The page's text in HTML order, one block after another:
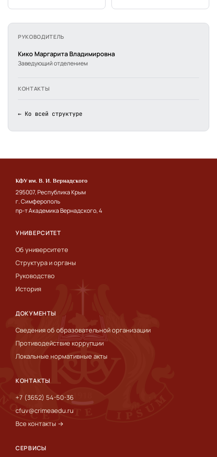
РУКОВОДИТЕЛЬ
Кико Маргарита Владимировна
Заведующий отделением
КОНТАКТЫ
← Ко всей структуре
КФУ им. В. И. Вернадского
295007, Республика Крым
г. Симферополь
пр-т Академика Вернадского, 4
УНИВЕРСИТЕТ
Об университете
Структура и органы
Руководство
История
ДОКУМЕНТЫ
Сведения об образовательной организации
Противодействие коррупции
Локальные нормативные акты
КОНТАКТЫ
+7 (3652) 54-50-36
cfuv@crimeaedu.ru
Все контакты →
СЕРВИСЫ